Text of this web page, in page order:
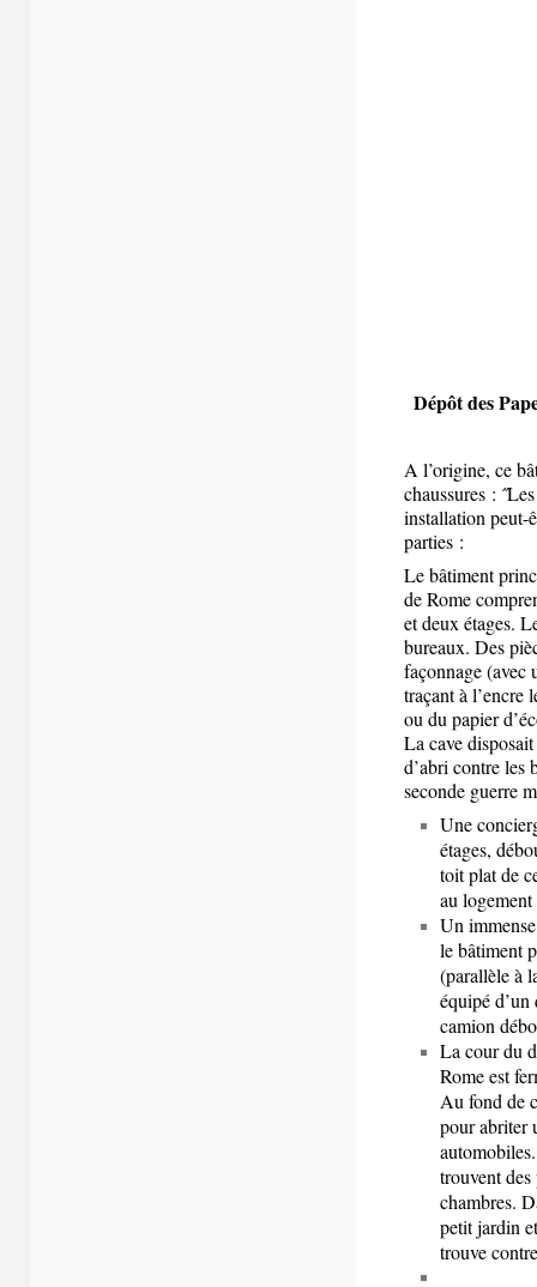
Dépôt des
A l’origine, ce
chaussures :
installation peut-
parties :
Le bâtiment
de Rome
et deux étages.
bureaux. Des
façonnage (avec
traçant à l’encre
ou du papier
La cave
d’abri contre les
seconde guerre
Une
étages,
toit plat de
au
Un
le bâtiment
(parallèle à
équipé
camion
La cour du
Rome est
Au fond de
pour abriter
trouvent
chambres.
petit jardin
trouve